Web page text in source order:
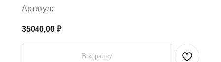
Артикул:
35040,00 ₽
В корзину